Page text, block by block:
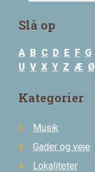
Slå op
A B C D E F G
U V X Y Z Æ Ø
Kategorier
Musik
Gader og veje
Lokaliteter